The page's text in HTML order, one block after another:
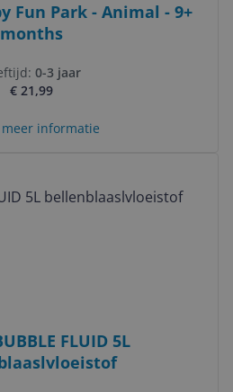
Fun Park - Animal - 9+
months
0-3 jaar
€ 21,99
meer informatie
FLUID 5L